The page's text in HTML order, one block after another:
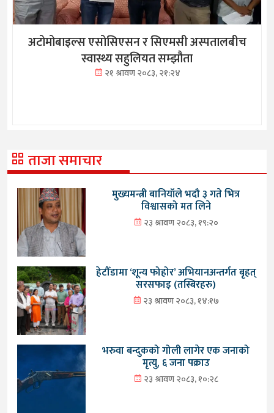
अटोमोबाइल्स एसोसिएसन र सिएमसी अस्पतालबीच
स्वास्थ्य सहुलियत सम्झौता
२१ श्रावण २०८३, २१:२४
ताजा समाचार
मुख्यमन्त्री बानियाँले भदौ ३ गते भित्र
विश्वासको मत लिने
२३ श्रावण २०८३, १९:२०
हेटौँडामा ‘शून्य फोहोर’ अभियानअन्तर्गत बृहत्
सरसफाइ (तस्बिरहरु)
२३ श्रावण २०८३, १४:१७
भरुवा बन्दुकको गोली लागेर एक जनाको
मृत्यु, ६ जना पक्राउ
२३ श्रावण २०८३, १०:२८